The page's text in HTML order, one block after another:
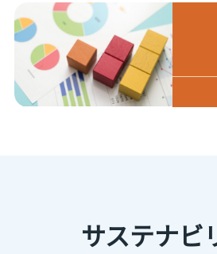
サステナビ